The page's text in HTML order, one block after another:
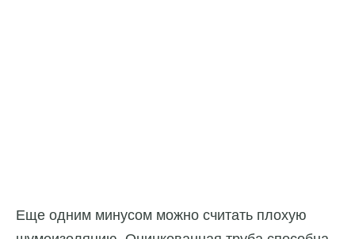
Еще одним минусом можно считать плохую